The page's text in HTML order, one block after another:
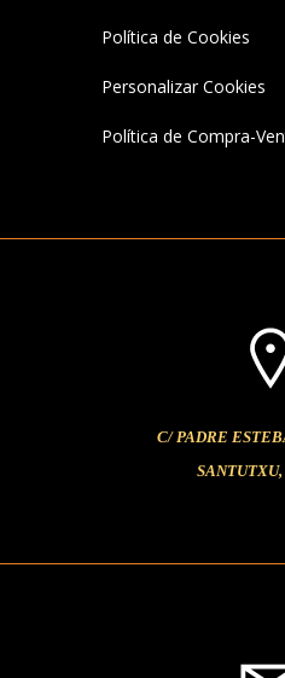
Política de Cookies
Personalizar Cookies
Política de Compra-
C/ PADRE